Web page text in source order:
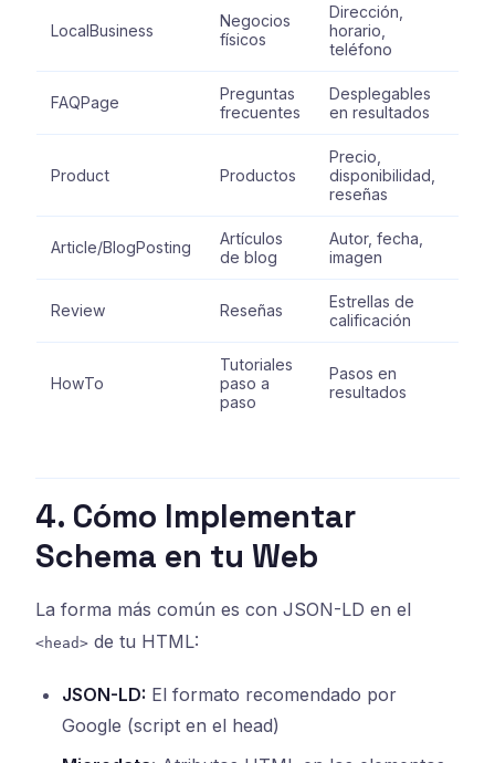
LocalBusiness
Negocios
físicos
Dirección,
horario,
teléfono
FAQPage
Preguntas
frecuentes
Desplegables
en resultados
Product Productos
Precio,
disponibilidad,
reseñas
Article/BlogPosting
Artículos
de blog
Autor, fecha,
imagen
Review Reseñas
Estrellas de
calificación
HowTo
Tutoriales
paso a
paso
Pasos en
resultados
4. Cómo Implementar
Schema en tu Web
La forma más común es con JSON-LD en el
<head> de tu HTML:
JSON-LD: El formato recomendado por
Google (script en el head)